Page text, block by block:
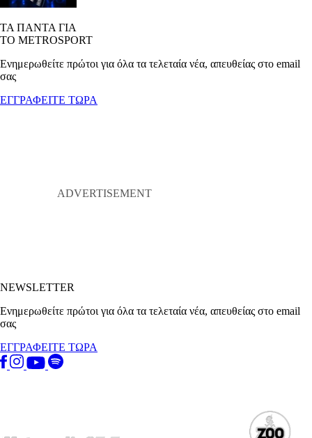
ΤΑ ΠΑΝΤΑ ΓΙΑ
ΤΟ METROSPORT
Ενημερωθείτε πρώτοι για όλα τα τελεταία νέα, απευθείας στο email
σας
ΕΓΓΡΑΦΕΙΤΕ ΤΩΡΑ
NEWSLETTER
Ενημερωθείτε πρώτοι για όλα τα τελεταία νέα, απευθείας στο email
σας
ΕΓΓΡΑΦΕΙΤΕ ΤΩΡΑ